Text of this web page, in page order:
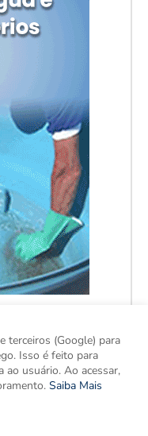
terceiros (Google) para
Isso é feito para
ao usuário. Ao acessar,
Saiba Mais